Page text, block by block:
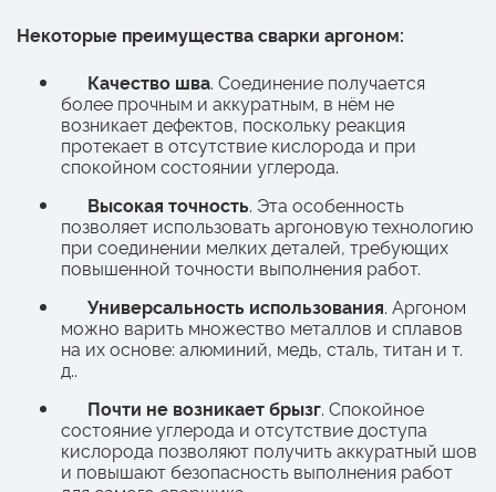
Некоторые преимущества сварки аргоном:
Качество шва. Соединение получается
более прочным и аккуратным, в нём не
возникает дефектов, поскольку реакция
протекает в отсутствие кислорода и при
спокойном состоянии углерода.
Высокая точность. Эта особенность
позволяет использовать аргоновую технологию
при соединении мелких деталей, требующих
повышенной точности выполнения работ.
Универсальность использования. Аргоном
можно варить множество металлов и сплавов
на их основе: алюминий, медь, сталь, титан и т.
д..
Почти не возникает брызг. Спокойное
состояние углерода и отсутствие доступа
кислорода позволяют получить аккуратный шов
и повышают безопасность выполнения работ